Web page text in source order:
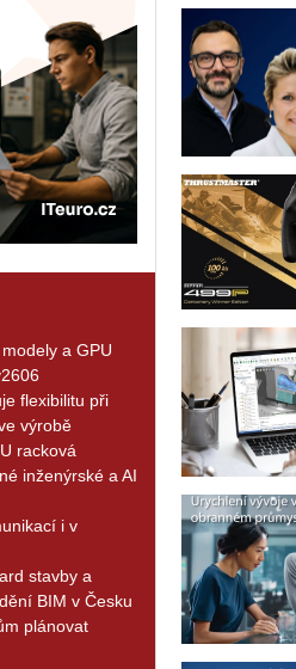
a GPU
flexibilitu při
výrobě
racková
inženýrské a AI
i v
stavby a
BIM v Česku
plánovat